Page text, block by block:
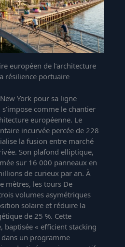
européen de l’architecture
résilience portuaire
York pour sa ligne
comme le chantier
européenne. Le
incurvée percée de 228
la fusion entre marché
Son plafond elliptique,
sur 16 000 panneaux en
de curieux par an. À
mètres, les tours De
volumes asymétriques
solaire et réduire la
de 25 %. Cette
baptisée « efficient stacking
dans un programme